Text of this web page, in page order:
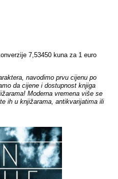
7,53450 kuna za 1 euro
navodimo prvu cijenu po
da cijene i dostupnost knjiga
Moderna vremena više se
ih u knjižarama, antikvarijatima ili